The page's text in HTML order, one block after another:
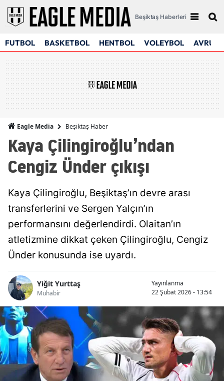
Beşiktaş Haberleri
FUTBOL BASKETBOL HENTBOL VOLEYBOL
Eagle Media Beşiktaş Haber
Kaya Çilingiroğlu’ndan
Cengiz Ünder çıkışı
Kaya Çilingiroğlu, Beşiktaş’ın devre arası
transferlerini ve Sergen Yalçın’ın
performansını değerlendirdi. Olaitan’ın
atletizmine dikkat çeken Çilingiroğlu, Cengiz
Ünder konusunda ise uyardı.
Yiğit Yurttaş
Muhabir
Yayınlanma
22 Şubat 2026 - 13:54